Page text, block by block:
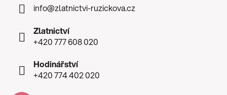
info@zlatnictvi-ruzickova.cz
Zlatnictví
+420 777 608 020
Hodinářství
+420 774 402 020